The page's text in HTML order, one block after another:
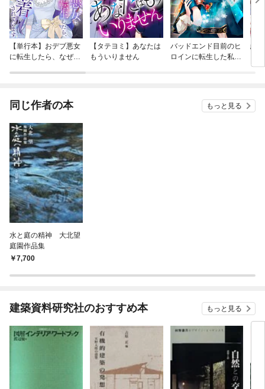
【単行本】おデブ悪女
に転生したら、なぜか
【タテヨミ】あなたは
もういりません
バッドエンド目前のヒ
ロインに転生した私、
結
同じ作者の本 もっと見る
水と庭の精神 大北望
庭園作品集
7,700
建築資料研究社のおすすめ本 もっと見る